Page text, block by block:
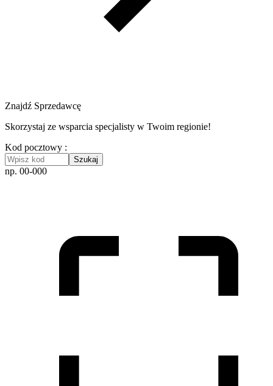
Znajdź Sprzedawcę
Skorzystaj ze wsparcia specjalisty w Twoim regionie!
Kod pocztowy :
Szukaj
np. 00-000